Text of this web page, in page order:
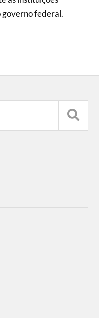
governo federal.